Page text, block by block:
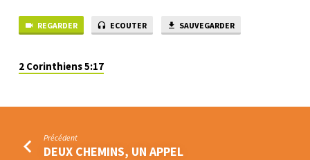
REGARDER ECOUTER SAUVEGARDER
2 Corinthiens 5:17
Précédent
DEUX CHEMINS, UN APPEL